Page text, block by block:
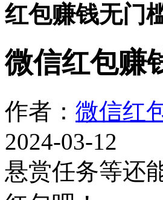
红包赚钱无门
微信红包赚
作者： 微信红
2024-03-12
悬赏任务等还